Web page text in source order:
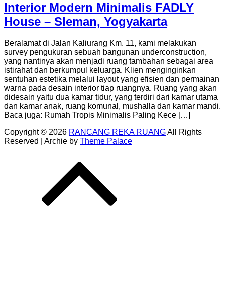
nInterior Modern Minimalis FADLY
House – Sleman, Yogyakarta
Beralamat di Jalan Kaliurang Km. 11, kami melakukan
survey pengukuran sebuah bangunan underconstruction,
yang nantinya akan menjadi ruang tambahan sebagai area
istirahat dan berkumpul keluarga. Klien menginginkan
sentuhan estetika melalui layout yang efisien dan permainan
warna pada desain interior tiap ruangnya. Ruang yang akan
didesain yaitu dua kamar tidur, yang terdiri dari kamar utama
dan kamar anak, ruang komunal, mushalla dan kamar mandi.
Baca juga: Rumah Tropis Minimalis Paling Kece […]
Copyright © 2026 RANCANG REKA RUANGAll Rights
Reserved | Archie by Theme Palace